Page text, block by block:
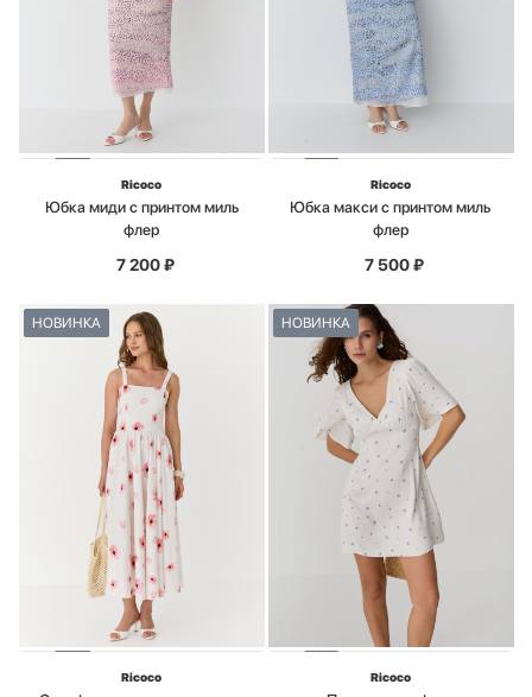
Ricoco
Юбка миди с принтом миль
флер
7 200₽
Ricoco
Юбка макси с принтом миль
флер
7 500₽
НОВИНКА
Ricoco
НОВИНКА
Ricoco